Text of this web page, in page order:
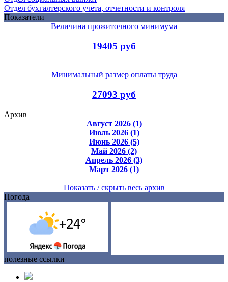
Отдел бухгалтерского учета, отчетности и контроля
Показатели
Величина прожиточного минимума
19405 руб
Минимальный размер оплаты труда
27093 руб
Архив
Август 2026 (1)
Июль 2026 (1)
Июнь 2026 (5)
Май 2026 (2)
Апрель 2026 (3)
Март 2026 (1)
Показать / скрыть весь архив
Погода
полезные ссылки